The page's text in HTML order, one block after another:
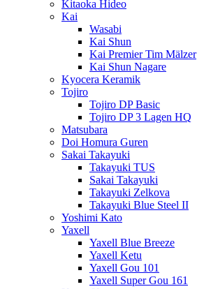
Kitaoka Hideo
Kai
Wasabi
Kai Shun
Kai Premier Tim Mälzer
Kai Shun Nagare
Kyocera Keramik
Tojiro
Tojiro DP Basic
Tojiro DP 3 Lagen HQ
Matsubara
Doi Homura Guren
Sakai Takayuki
Takayuki TUS
Sakai Takayuki
Takayuki Zelkova
Takayuki Blue Steel II
Yoshimi Kato
Yaxell
Yaxell Blue Breeze
Yaxell Ketu
Yaxell Gou 101
Yaxell Super Gou 161